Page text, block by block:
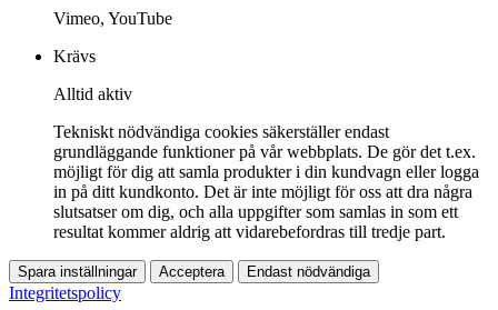
Vimeo, YouTube
Krävs
Alltid aktiv
Tekniskt nödvändiga cookies säkerställer endast
grundläggande funktioner på vår webbplats. De gör det t.ex.
möjligt för dig att samla produkter i din kundvagn eller logga
in på ditt kundkonto. Det är inte möjligt för oss att dra några
slutsatser om dig, och alla uppgifter som samlas in som ett
resultat kommer aldrig att vidarebefordras till tredje part.
Spara inställningar Acceptera Endast nödvändiga
Integritetspolicy